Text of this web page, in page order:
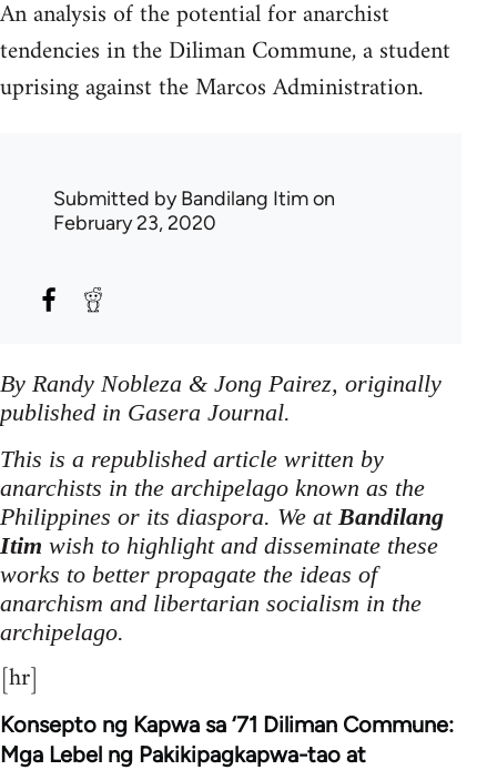
An analysis of the potential for anarchist
tendencies in the Diliman Commune, a student
uprising against the Marcos Administration.
Submitted byBandilang Itimon
February 23, 2020
By Randy Nobleza & Jong Pairez, originally
published in Gasera Journal.
This is a republished article written by
anarchists in the archipelago known as the
Philippines or its diaspora. We atBandilang
Itim wish to highlight and disseminate these
works to better propagate the ideas of
anarchism and libertarian socialism in the
archipelago.
[hr]
Konsepto ng Kapwa sa ‘71 Diliman Commune:
Mga Lebel ng Pakikipagkapwa-tao at